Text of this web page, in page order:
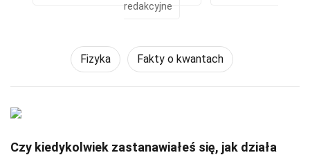
redakcyjne
Fizyka Fakty o kwantach
Czy kiedykolwiek zastanawiałeś się, jak działa